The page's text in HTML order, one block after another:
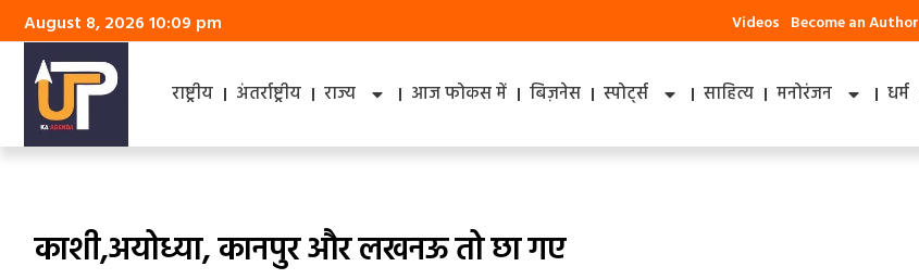
August 8, 2026 10:09 pm Videos Become an Author
राष्ट्रीय अंतर्राष्ट्रीय राज्य आज फोकस में बिज़नेस स्पोर्ट्स साहित्य मनोरंजन धर्म
काशी,अयोध्या, कानपुर और लखनऊ तो छा गए